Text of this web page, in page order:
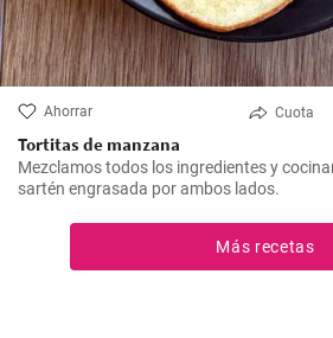
Ahorrar Cuota
Tortitas de manzana
Mezclamos todos los ingredientes y
sartén engrasada por ambos lados.
Más recetas